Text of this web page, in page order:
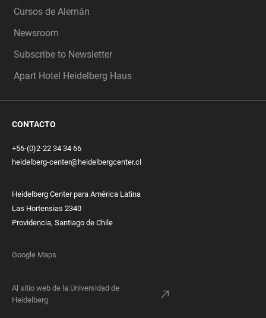
Cursos de Alemán
Newsroom
Subscribe to Newsletter
Apart Hotel Heidelberg Haus
CONTACTO
+56-(0)2-22 34 34 66
heidelberg-center@heidelbergcenter.cl
Heidelberg Center para América Latina
Las Hortensias 2340
Providencia, Santiago de Chile
Google Maps
Al sitio web de la Universidad de
Heidelberg